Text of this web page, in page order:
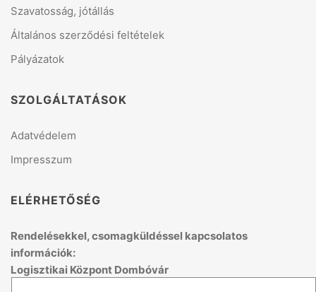
Szavatosság, jótállás
Általános szerződési feltételek
Pályázatok
SZOLGÁLTATÁSOK
Adatvédelem
Impresszum
ELÉRHETŐSÉG
Rendelésekkel, csomagküldéssel kapcsolatos
információk:
Logisztikai Központ Dombóvár